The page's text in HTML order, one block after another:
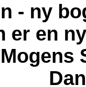
- ny
er en